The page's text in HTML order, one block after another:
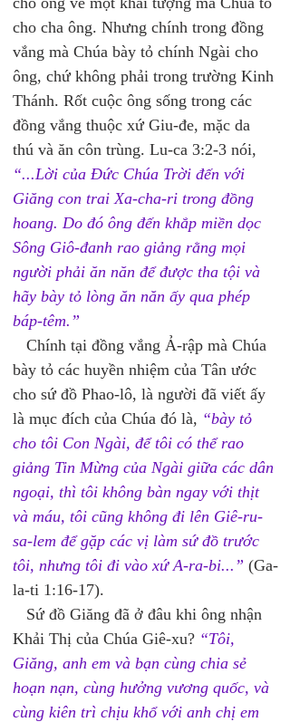
cho cha ông. Nhưng chính trong đồng
vắng mà Chúa bày tỏ chính Ngài cho
ông, chứ không phải trong trường Kinh
Thánh. Rốt cuộc ông sống trong các
đồng vắng thuộc xứ Giu-đe, mặc da
thú và ăn côn trùng. Lu-ca 3:2-3 nói,
“...Lời của Ðức Chúa Trời đến với
Giăng con trai Xa-cha-ri trong đồng
hoang. Do đó ông đến khắp miền dọc
Sông Giô-đanh rao giảng rằng mọi
người phải ăn năn để được tha tội và
hãy bày tỏ lòng ăn năn ấy qua phép
báp-têm.”
Chính tại đồng vắng Ả-rập mà Chúa
bày tỏ các huyền nhiệm của Tân ước
cho sứ đồ Phao-lô, là người đã viết ấy
là mục đích của Chúa đó là, “bày tỏ
cho tôi Con Ngài, để tôi có thể rao
giảng Tin Mừng của Ngài giữa các dân
ngoại, thì tôi không bàn ngay với thịt
và máu, tôi cũng không đi lên Giê-ru-
sa-lem để gặp các vị làm sứ đồ trước
tôi, nhưng tôi đi vào xứ A-ra-bi...” (Ga-
la-ti 1:16-17).
Sứ đồ Giăng đã ở đâu khi ông nhận
Khải Thị của Chúa Giê-xu? “Tôi,
Giăng, anh em và bạn cùng chia sẻ
hoạn nạn, cùng hưởng vương quốc, và
cùng kiên trì chịu khổ với anh chị em